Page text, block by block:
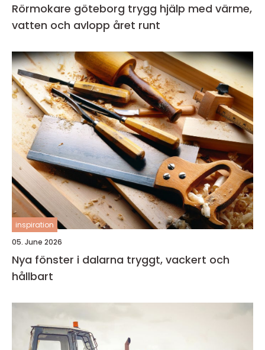
Rörmokare göteborg trygg hjälp med värme,
vatten och avlopp året runt
inspiration
05. June 2026
Nya fönster i dalarna tryggt, vackert och
hållbart